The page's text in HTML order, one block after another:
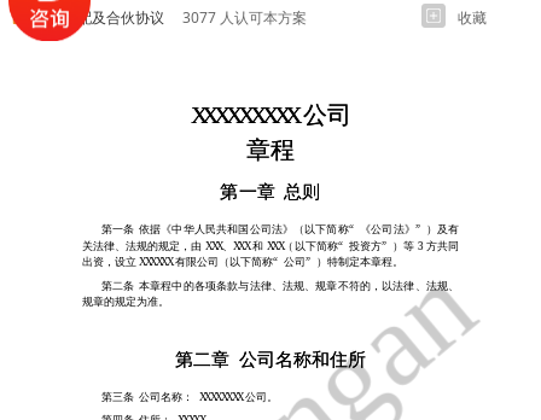
股权分配及合伙协议 3077 人认可本方案 收藏